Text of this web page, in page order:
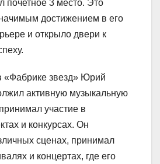
почетное 3 место. Это
достижением в его
и открыло двери к
«Фабрике звезд» Юрий
активную музыкальную
участие в
и конкурсах. Он
сценах, принимал
и концертах, где его